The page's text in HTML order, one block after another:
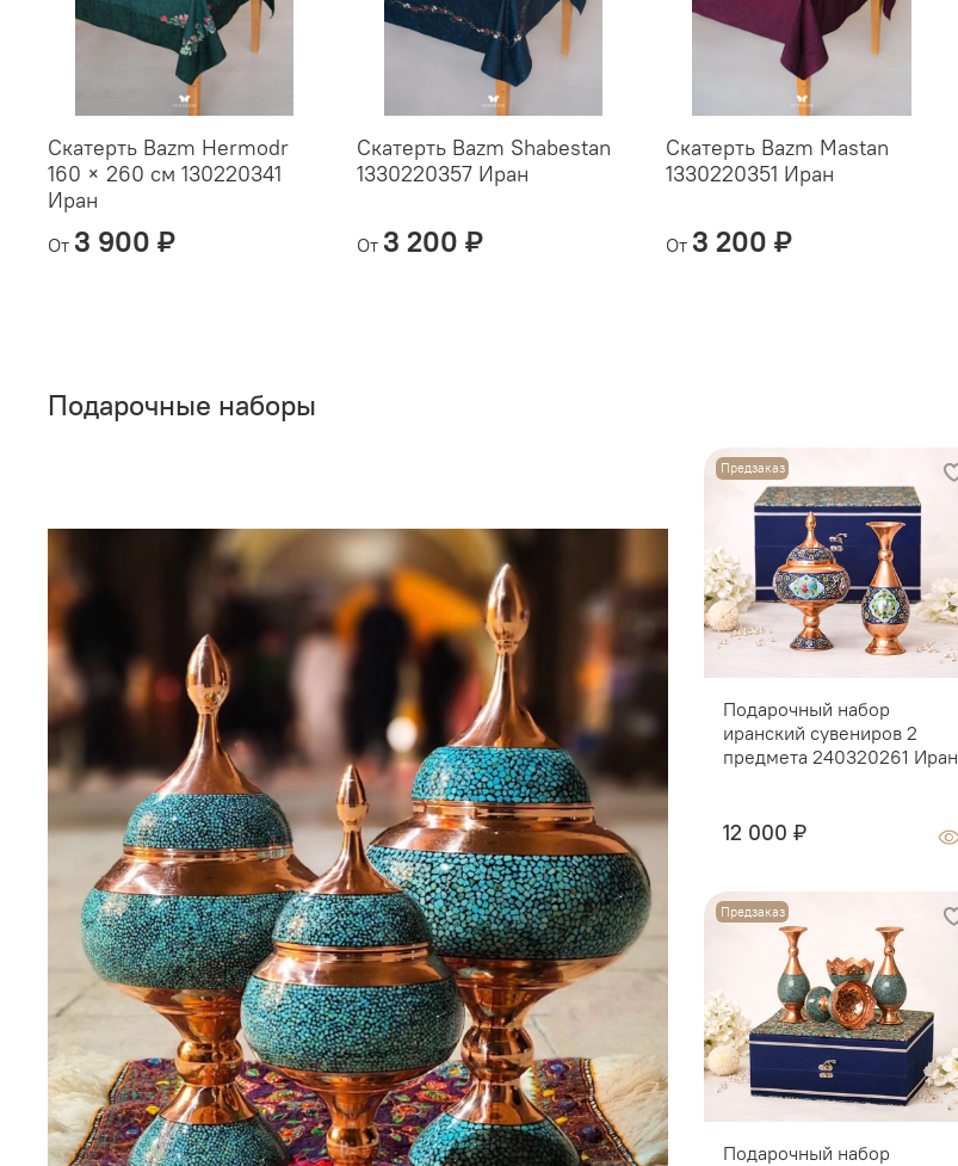
Скатерть Bazm Hermodr
160 × 260 см 130220341
Иран
От 3 900 ₽
Скатерть Bazm Shabestan
1330220357 Иран
От 3 200 ₽
Скатерть Bazm Mastan
1330220351 Иран
От 3 200 ₽
Подарочные наборы
Предзаказ
Подарочный набор
иранский сувениров 2
предмета 240320261 Иран
12 000 ₽
Предзаказ
Подарочный набор